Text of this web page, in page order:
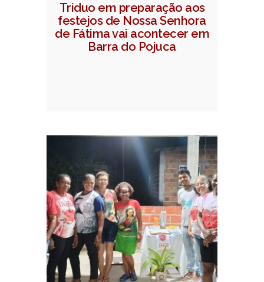
Triduo em preparação aos
festejos de Nossa Senhora
de Fátima vai acontecer em
Barra do Pojuca